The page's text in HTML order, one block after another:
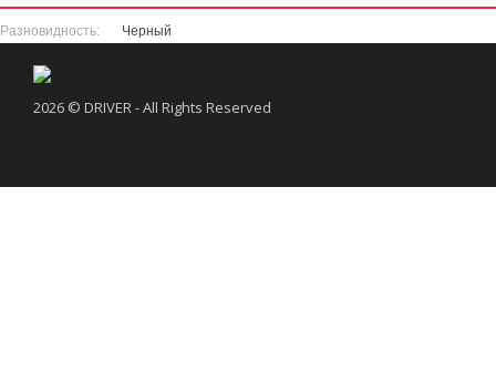
Разновидность: Черный
2026 © DRIVER - All Rights Reserved